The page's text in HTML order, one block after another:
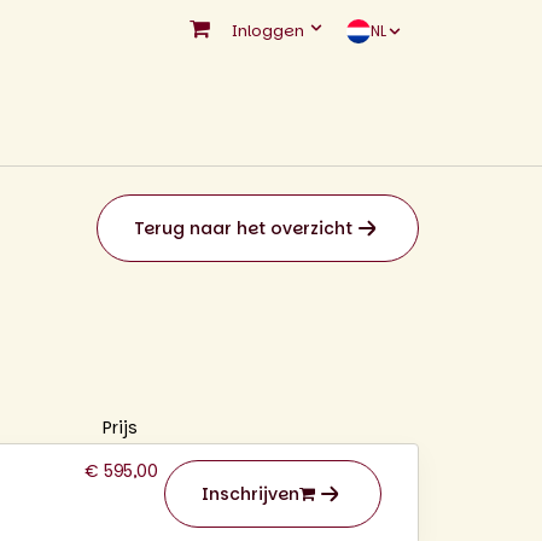
Inloggen NL
Terug naar het overzicht
Prijs
€ 595,00
Inschrijven